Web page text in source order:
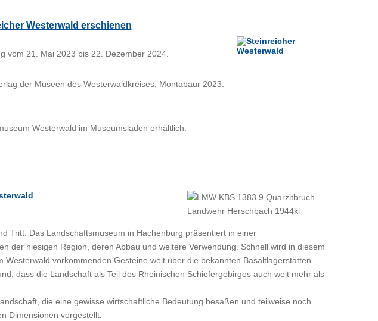
Westerwald erschienen
vom 21. Mai 2023 bis 22. Dezember 2024.
der Museen des Westerwaldkreises, Montabaur 2023.
Westerwald im Museumsladen erhältlich.
Tritt. Das Landschaftsmuseum in Hachenburg präsentiert in einer
der hiesigen Region, deren Abbau und weitere Verwendung. Schnell wird in diesem
vorkommenden Gesteine weit über die bekannten Basaltlagerstätten
dass die Landschaft als Teil des Rheinischen Schiefergebirges auch weit mehr als
die eine gewisse wirtschaftliche Bedeutung besaßen und teilweise noch
Dimensionen vorgestellt.